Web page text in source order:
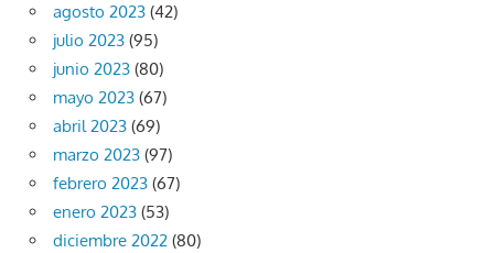
agosto 2023 (42)
julio 2023 (95)
junio 2023 (80)
mayo 2023 (67)
abril 2023 (69)
marzo 2023 (97)
febrero 2023 (67)
enero 2023 (53)
diciembre 2022 (80)